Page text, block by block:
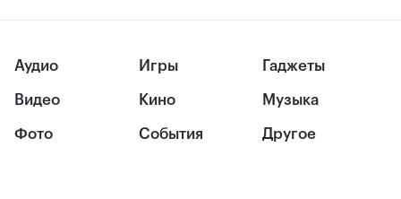
Аудио
Видео
Фото
Игры
Кино
События
Гаджеты
Музыка
Другое